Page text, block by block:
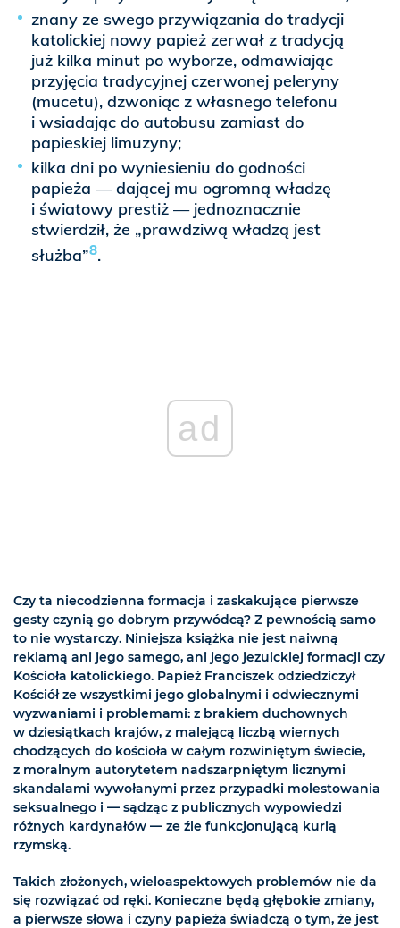
znany ze swego przywiązania do tradycji
katolickiej nowy papież zerwał z tradycją
już kilka minut po wyborze, odmawiając
przyjęcia tradycyjnej czerwonej peleryny
(mucetu), dzwoniąc z własnego telefonu
i wsiadając do autobusu zamiast do
papieskiej limuzyny;
kilka dni po wyniesieniu do godności
papieża — dającej mu ogromną władzę
i światowy prestiż — jednoznacznie
stwierdził, że „prawdziwą władzą jest
służba”8.
ad
Czy ta niecodzienna formacja i zaskakujące pierwsze
gesty czynią go dobrym przywódcą? Z pewnością samo
to nie wystarczy. Niniejsza książka nie jest naiwną
reklamą ani jego samego, ani jego jezuickiej formacji czy
Kościoła katolickiego. Papież Franciszek odziedziczył
Kościół ze wszystkimi jego globalnymi i odwiecznymi
wyzwaniami i problemami: z brakiem duchownych
w dziesiątkach krajów, z malejącą liczbą wiernych
chodzących do kościoła w całym rozwiniętym świecie,
z moralnym autorytetem nadszarpniętym licznymi
skandalami wywołanymi przez przypadki molestowania
seksualnego i — sądząc z publicznych wypowiedzi
różnych kardynałów — ze źle funkcjonującą kurią
rzymską.
Takich złożonych, wieloaspektowych problemów nie da
się rozwiązać od ręki. Konieczne będą głębokie zmiany,
a pierwsze słowa i czyny papieża świadczą o tym, że jest